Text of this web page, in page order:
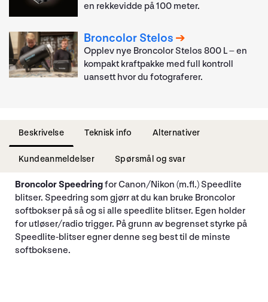
en rekkevidde på 100 meter.
Broncolor Stelos
Opplev nye Broncolor Stelos 800 L – en
kompakt kraftpakke med full kontroll
uansett hvor du fotograferer.
Beskrivelse Teknisk info Alternativer
Kundeanmeldelser Spørsmål og svar
Broncolor Speedringfor Canon/Nikon (m.fl.) Speedlite
blitser. Speedring som gjørr at du kan bruke Broncolor
softbokser på så og si alle speedlite blitser. Egen holder
for utløser/radio trigger. På grunn av begrenset styrke på
Speedlite-blitser egner denne seg best til de minste
softboksene.